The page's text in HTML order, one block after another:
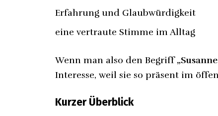
Erfahrung und Glaubwürdigkeit
eine vertraute Stimme im Alltag
Wenn man also den Begriff
Interesse, weil sie so präsent im
Kurzer Überblick